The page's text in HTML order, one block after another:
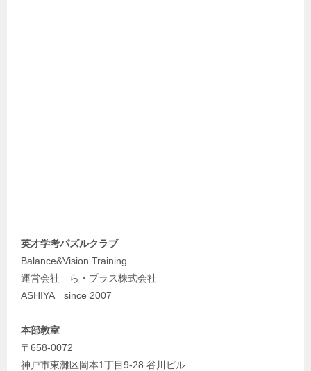
英才学考パズルクラブ
Balance&Vision Training
運営会社 ら・プラス株式会社
ASHIYA since 2007
本部教室
〒658-0072
神戸市東灘区岡本1丁目9-28 谷川ビル